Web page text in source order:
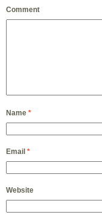
SỨC KHỎE TRẺ EM